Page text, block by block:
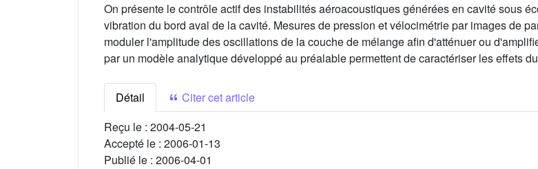
On présente le contrôle actif des instabilités aéroacoustiques générées en cavité sous
vibration du bord aval de la cavité. Mesures de pression et vélocimétrie par images de
moduler l'amplitude des oscillations de la couche de mélange afin d'atténuer ou
par un modèle analytique développé au préalable permettent de caractériser les effets
Détail
Citer cet article
Reçu le : 2004-05-21
Accepté le : 2006-01-13
Publié le : 2006-04-01